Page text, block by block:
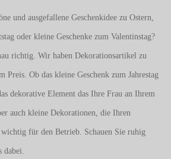
und ausgefallene Geschenkidee zu Ostern,
oder kleine Geschenke zum Valentinstag?
richtig. Wir haben Dekorationsartikel zu
Preis. Ob das kleine Geschenk zum Jahrestag
dekorative Element das Ihre Frau an Ihrem
auch kleine Dekorationen, die Ihren
für den Betrieb. Schauen Sie ruhig